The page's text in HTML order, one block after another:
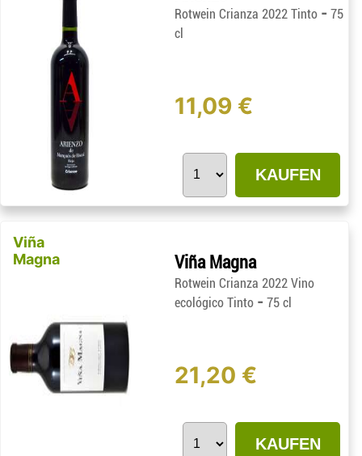
Rotwein Crianza 2022 Tinto -75
cl
11,09 €
KAUFEN
Viña
Magna
Viña Magna
Rotwein Crianza 2022 Vino
ecológico Tinto -75 cl
21,20 €
KAUFEN